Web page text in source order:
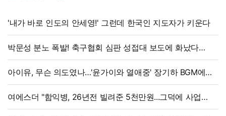
'내가 바로 인도의 안세영!' 그런데 한국인 지도자가 키운다
박문성 분노 폭발! 축구협회 심판 성접대 보도에 화났다
"국제 문제로 비화될 수 있어"
아이유, 무슨 의도였나…'윤가이와 열애중' 장기하 BGM에
의견분분
여에스더 "함익병, 26년전 빌려준 5천만원...그덕에 사업
시작"